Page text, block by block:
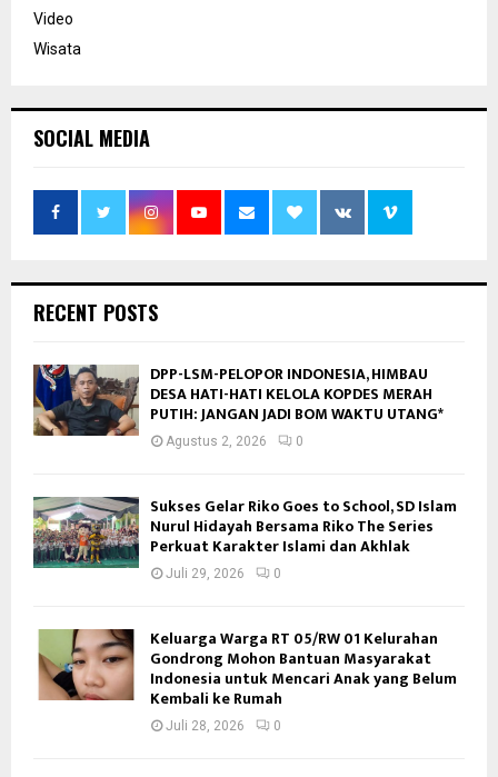
Video
Wisata
SOCIAL MEDIA
RECENT POSTS
DPP-LSM-PELOPOR INDONESIA, HIMBAU
DESA HATI-HATI KELOLA KOPDES MERAH
PUTIH: JANGAN JADI BOM WAKTU UTANG*
Agustus 2, 2026 0
Sukses Gelar Riko Goes to School, SD Islam
Nurul Hidayah Bersama Riko The Series
Perkuat Karakter Islami dan Akhlak
Juli 29, 2026 0
Keluarga Warga RT 05/RW 01 Kelurahan
Gondrong Mohon Bantuan Masyarakat
Indonesia untuk Mencari Anak yang Belum
Kembali ke Rumah
Juli 28, 2026 0